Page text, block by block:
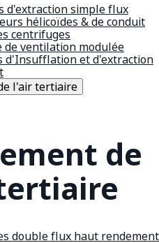
d'extraction simple flux
hélicoïdes & de conduit
centrifuges
de ventilation modulée
d'Insufflation et d'extraction
l'air tertiaire
de
double flux haut rendement